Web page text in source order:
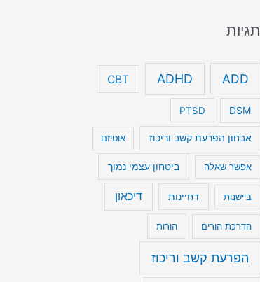
תגיות
ADD
ADHD
CBT
DSM
PTSD
אבחון הפרעת קשב וריכוז אוטיזם
אפשר שאלה ביטחון עצמי נמוך
ביישנות דחיינות דיכאון
הדרכת הורים הורות
הפרעת קשב וריכוז